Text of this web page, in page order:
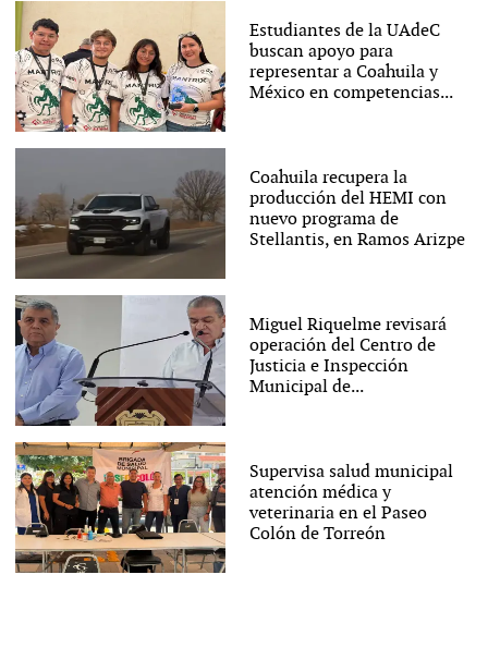
Estudiantes de la UAdeC
buscan apoyo para
representar a Coahuila y
México en competencias...
Coahuila recupera la
producción del HEMI con
nuevo programa de
Stellantis, en Ramos Arizpe
Miguel Riquelme revisará
operación del Centro de
Justicia e Inspección
Municipal de...
Supervisa salud municipal
atención médica y
veterinaria en el Paseo
Colón de Torreón